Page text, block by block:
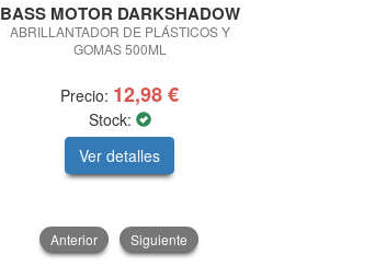
BASS MOTOR DARKSHADOW
ABRILLANTADOR DE PLÁSTICOS Y
GOMAS 500ML
Precio: 12,98 €
Stock:
Ver detalles
Anterior Siguiente